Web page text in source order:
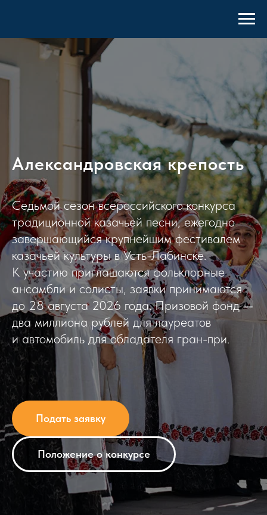
Александровская крепость
Седьмой сезон всероссийского конкурса
традиционной казачьей песни, ежегодно
завершающийся крупнейшим фестивалем
казачьей культуры в Усть-Лабинске.
К участию приглашаются фольклорные
ансамбли и солисты, заявки принимаются
до 28 августа 2026 года. Призовой фонд —
два миллиона рублей для лауреатов
и автомобиль для обладателя гран-при.
Подать заявку
Положение о конкурсе